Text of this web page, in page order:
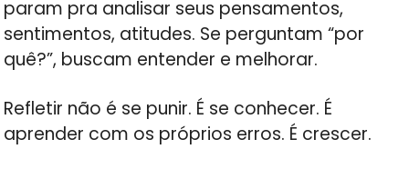
param pra analisar seus pensamentos,
sentimentos, atitudes. Se perguntam “por
quê?”, buscam entender e melhorar.
Refletir não é se punir. É se conhecer. É
aprender com os próprios erros. É crescer.